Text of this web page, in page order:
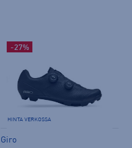
-27%
HINTA VERKOSSA
Giro